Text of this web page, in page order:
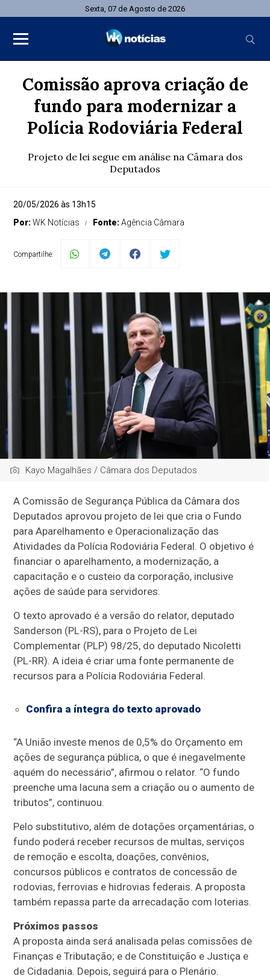
Sexta, 07 de Agosto de 2026
Comissão aprova criação de
fundo para modernizar a
Polícia Rodoviária Federal
Projeto de lei segue em análise na Câmara dos
Deputados
20/05/2026 às 13h15
Por:WK Notícias Fonte:Agência Câmara
Compartilhe:
Kayo Magalhães / Câmara dos Deputados
A Comissão de Segurança Pública da Câmara dos
Deputados aprovou projeto de lei que cria o Fundo
para Aparelhamento e Operacionalização das
Atividades da Polícia Rodoviária Federal. O objetivo é
financiar o aparelhamento, a modernização, a
capacitação e o custeio da corporação, inclusive
ações de saúde para servidores.
O texto aprovado é a versão do relator, deputado
Sanderson (PL-RS), para o Projeto de Lei
Complementar (PLP) 98/25, do deputado Nicoletti
(PL-RR). A ideia é criar uma fonte permanente de
recursos para a Polícia Rodoviária Federal.
Confira a íntegra do texto aprovado
“A União investe menos de 0,5% do Orçamento em
ações de segurança pública, o que é inegavelmente
aquém do necessário”, afirmou o relator. “O fundo
preenche uma lacuna sem a criação ou o aumento de
tributos”, continuou.
Pelosubstitutivo, além de dotações orçamentárias, o
fundo poderá receber recursos de multas, serviços
de remoção e escolta, doações, convênios,
concursos públicos e contratos de concessão de
rodovias, ferrovias e hidrovias federais. A proposta
também repassa parte da arrecadação com loterias.
Próximos passos
A proposta ainda será analisada pelas comissões de
Finanças e Tributação; e de Constituição e Justiça e
de Cidadania. Depois, seguirá para o Plenário.